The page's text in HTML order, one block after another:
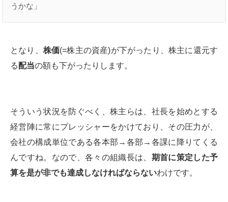
うかな」
となり、 株価(=株主の資産)が下がったり、株主に還元す
る配当の額も下がったりします。
そういう状況を防ぐべく、株主らは、社長を始めとする
経営陣に常にプレッシャーをかけており、その圧力が、
会社の構成単位である各本部→各部→各課に降りてくる
んですね。なので、各々の組織長は、 期首に策定した予
算を是が非でも達成しなければならないわけです。